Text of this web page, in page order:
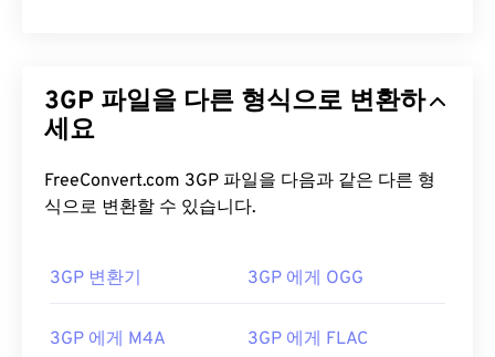
00 00 00
00 00 00
3GP 파일을 다른 형식으로 변환하
세요
FreeConvert.com 3GP 파일을 다음과 같은 다른 형
식으로 변환할 수 있습니다.
3GP 변환기 3GP 에게 OGG
3GP 에게 M4A 3GP 에게 FLAC